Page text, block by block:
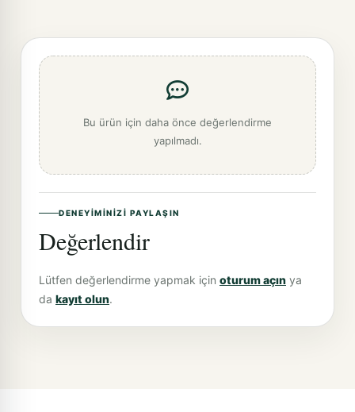
Bu ürün için daha önce değerlendirme
yapılmadı.
DENEYIMINIZI PAYLAŞIN
Değerlendir
Lütfen değerlendirme yapmak için oturum açın ya
da kayıt olun.